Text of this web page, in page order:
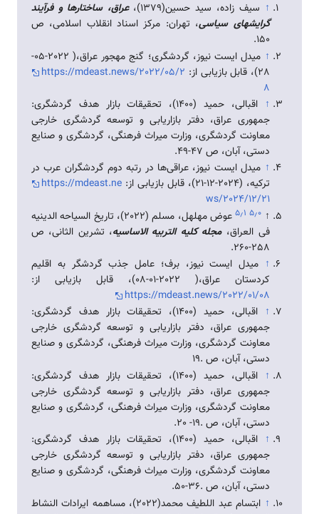
↑ سیف زاده، سید حسین(1379)،
عراق، ساختارها و فرآیند
گرایشهای سیاسی
، تهران: مرکز اسناد انقلاب اسلامی، ص
150.
↑
میدل ایست نیوز، گردشگری؛ گنج مهجور عراق،( 2022-05-
28)، قابل بازیابی از:
https://mdeast.news/2022/05/2
8
↑
اقبالی، حمید (1400)، تحقیقات بازار هدف گردشگری:
جمهوری عراق، دفتر بازاریابی و توسعه گردشگری خارجی
معاونت گردشگری، وزارت میراث فرهنگی، گردشگری و صنایع
دستی، آبان، ص 47-49.
↑ میدل ایست نیوز، عراقی‌ها در رتبه دوم گردشگران عرب در
ترکیه، (2024-12-21)، قابل بازیابی از:
https://mdeast.ne
ws/2024/12/21
↑ ۵٫۰ ۵٫۱
عوض مهلهل، مسلم (2022)، تاریخ السیاحه الدینیه
فی العراق،مجله کلیه التربیه الاساسیه، تشرین الثانی، ص
258-260.
↑ میدل ایست نیوز، برف؛ عامل جذب گردشگر به اقلیم
کردستان عراق،( 2022-01-08)، قابل بازیابی از:
https://mdeast.news/2022/01/08
↑
اقبالی، حمید (1400)، تحقیقات بازار هدف گردشگری:
جمهوری عراق، دفتر بازاریابی و توسعه گردشگری خارجی
معاونت گردشگری، وزارت میراث فرهنگی، گردشگری و صنایع
دستی، آبان، ص .19
↑
اقبالی، حمید (1400)، تحقیقات بازار هدف گردشگری:
جمهوری عراق، دفتر بازاریابی و توسعه گردشگری خارجی
معاونت گردشگری، وزارت میراث فرهنگی، گردشگری و صنایع
دستی، آبان، ص .19- 20.
↑
اقبالی، حمید (1400)، تحقیقات بازار هدف گردشگری:
جمهوری عراق، دفتر بازاریابی و توسعه گردشگری خارجی
معاونت گردشگری، وزارت میراث فرهنگی، گردشگری و صنایع
دستی، آبان، ص .36-50.
↑
ابتسام عبد اللطيف محمد(2022)، مساهمه ايرادات النشاط